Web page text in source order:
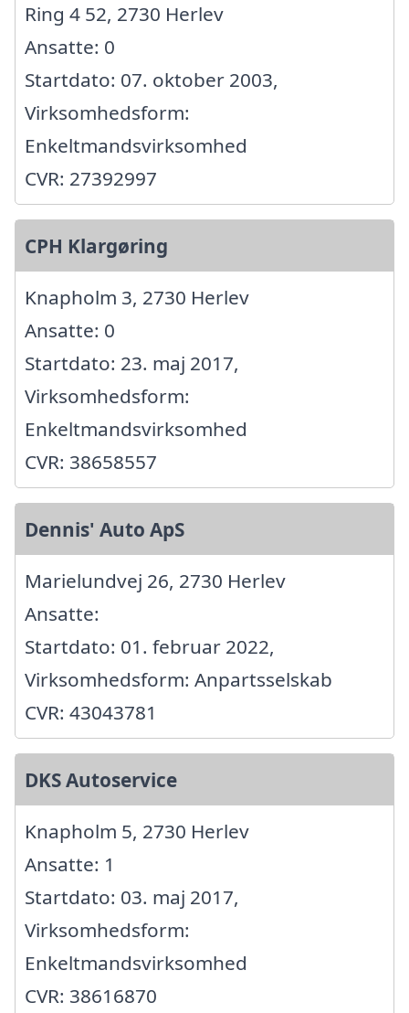
Ring 4 52, 2730 Herlev
Ansatte: 0
Startdato: 07. oktober 2003,
Virksomhedsform:
Enkeltmandsvirksomhed
CVR: 27392997
CPH Klargøring
Knapholm 3, 2730 Herlev
Ansatte: 0
Startdato: 23. maj 2017,
Virksomhedsform:
Enkeltmandsvirksomhed
CVR: 38658557
Dennis' Auto ApS
Marielundvej 26, 2730 Herlev
Ansatte:
Startdato: 01. februar 2022,
Virksomhedsform: Anpartsselskab
CVR: 43043781
DKS Autoservice
Knapholm 5, 2730 Herlev
Ansatte: 1
Startdato: 03. maj 2017,
Virksomhedsform:
Enkeltmandsvirksomhed
CVR: 38616870